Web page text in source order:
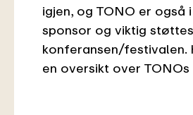
igjen, og TONO er også
sponsor og viktig
konferansen/festivalen.
en oversikt over